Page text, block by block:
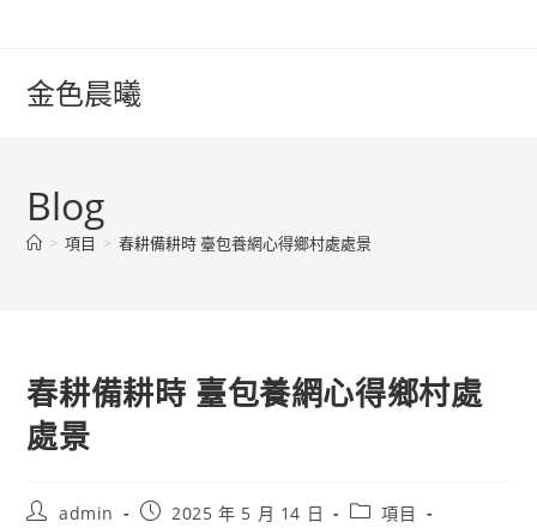
content金色晨曦
Blog
> 項目 > 春耕備耕時 臺包養網心得鄉村處處景
春耕備耕時 臺包養網心得鄉村處
處景
Postadmin
Post2025 年 5 月 14 日
Post項目